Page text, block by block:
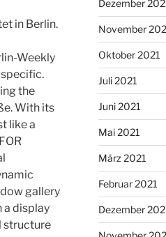
in Berlin.
Weekly
the
With its
like a
gallery
a display
structure
Dezember
November
Oktober 2021
Juli 2021
Juni 2021
Mai 2021
März 2021
Februar 2021
Dezember